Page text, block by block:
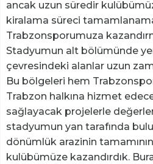
ancak uzun süredir
kiralama süreci
Trabzonsporumuza
Stadyumun alt bölümünde
çevresindeki alanlar uzun
Bu bölgeleri hem
Trabzon halkına hizmet
sağlayacak projelerle
stadyumun yan tarafında
dönümlük arazinin
kulübümüze kazandırdık.